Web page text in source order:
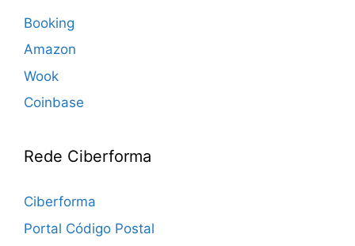
Booking
Amazon
Wook
Coinbase
Rede Ciberforma
Ciberforma
Portal Código Postal